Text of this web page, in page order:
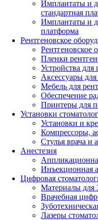
Имплантаты и
стандартная
Имплантаты и
платформа
Рентгеновское
Рентгеновское
Пленки
Устройства для
Аксессуары
Мебель для
Обеспечение
Принтеры для
Установки
Установки и
Компрессоры,
Стулья врача и
Анестезия
Инъекционная
Цифровая
Материалы для
Врачебная
Лазеры